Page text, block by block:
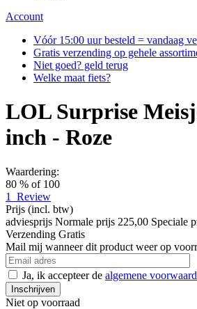
Account
Vóór 15:00 uur besteld = vandaag
Gratis verzending op gehele
Niet goed? geld terug
Welke maat fiets?
LOL Surprise
inch - Roze
Waardering:
80 % of 100
1
Review
Prijs (incl. btw)
adviesprijs Normale prijs 225,00 Speciale
Verzending Gratis
Mail mij wanneer dit product weer op
Ja, ik accepteer de algemene
Inschrijven
Niet op voorraad